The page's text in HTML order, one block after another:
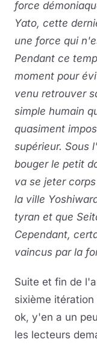
force
Yato, cette
une force qui
Pendant ce
moment pour
venu retrouver
simple humain
quasiment
supérieur. Sous
bouger le petit
va se jeter
la ville
tyran et que
Cependant,
vaincus par la
Suite et fin de
sixième
ok, y'en a un
les lecteurs